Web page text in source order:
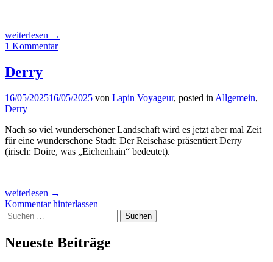
„Derry:
Free
(Bogside)“
weiterlesen →
1 Kommentar
Derry
16/05/202516/05/2025 von Lapin Voyageur, posted in Allgemein,
Derry
Nach so viel wunderschöner Landschaft wird es jetzt aber mal Zeit
für eine wunderschöne Stadt: Der Reisehase präsentiert Derry
(irisch: Doire, was „Eichenhain“ bedeutet).
„Derry“
weiterlesen →
Kommentar hinterlassen
Suchen
nach:
Neueste Beiträge